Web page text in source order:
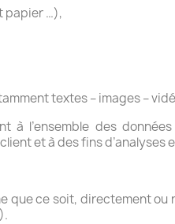
papier …),
textes – images –
l’ensemble des
et à des fins d’analyses
que ce soit, directement